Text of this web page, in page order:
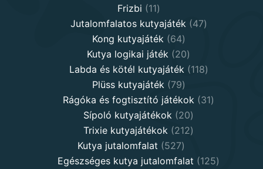
Frizbi 1111
products
Jutalomfalatos kutyajáték 4747
Kong kutyajáték 6464
products
Kutya logikai játék 2020
products
Labda és kötél kutyajáték 118118
Plüss kutyajáték 7979
products
Rágóka és fogtisztító játékok 3131
Sípoló kutyajátékok 2020
products
Trixie kutyajátékok 212212
Kutya jutalomfalat 527527
products
Egészséges kutya jutalomfalat 125125